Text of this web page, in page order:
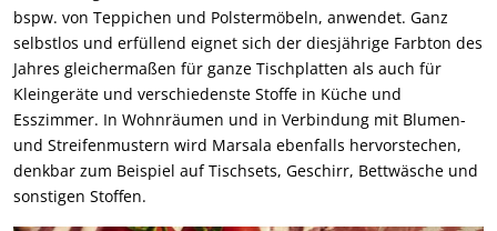
bspw. von Teppichen und Polstermöbeln, anwendet. Ganz
selbstlos und erfüllend eignet sich der diesjährige Farbton des
Jahres gleichermaßen für ganze Tischplatten als auch für
Kleingeräte und verschiedenste Stoffe in Küche und
Esszimmer. In Wohnräumen und in Verbindung mit Blumen-
und Streifenmustern wird Marsala ebenfalls hervorstechen,
denkbar zum Beispiel auf Tischsets, Geschirr, Bettwäsche und
sonstigen Stoffen.